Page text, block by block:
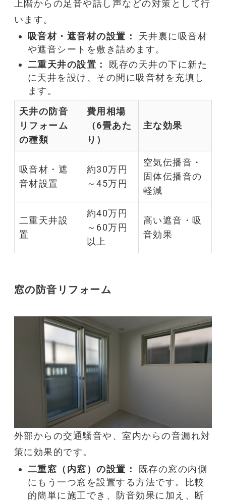
上階からの足音や話し声などの対策として行
います。
吸音材・ 遮音材の設置： 天井裏に吸音材
や遮音シートを敷き詰めます。
二重天井の設置：
既存の天井の下に新た
に天井を設け、その間に吸音材を充填し
ます。
天井の防音
リフォーム
の種類
費用相場
（6畳あた
り）
主な効果
吸音材・ 遮
音材設置
約30万円
～45万円
空気伝播音・
固体伝播音の
軽減
二重天井設
置
約40万円
～60万円
以上
高い遮音 ・吸
音効果
窓の 防音リフォーム
外部からの交通騒音や、室内からの音漏れ対
策に効果的です。
二重窓（内窓）の設置：
既存の窓の内側
にもう一つ窓を設置する方法です。比較
的簡単に施工でき、 防音効果に加え、断